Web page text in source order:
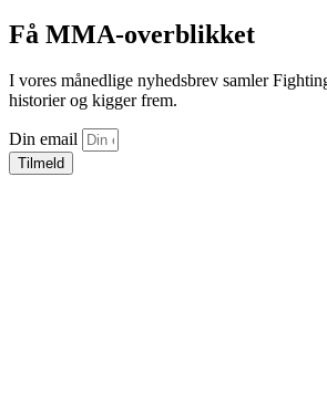
Få MMA-overblikket
I vores månedlige nyhedsbrev samler
historier og kigger frem.
Din email
Tilmeld